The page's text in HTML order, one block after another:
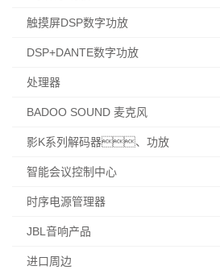
触摸屏DSP数字功放
DSP+DANTE数字功放
处理器
BADOO SOUND 麦克风
影K系列解码器、功放
智能会议控制中心
时序电源管理器
JBL音响产品
进口周边